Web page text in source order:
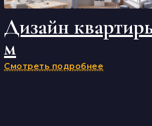
Дизайн
м
Смотреть подробнее